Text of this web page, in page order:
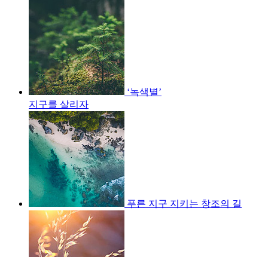
‘녹색별’
지구를 살리자
푸른 지구 지키는 창조의 길